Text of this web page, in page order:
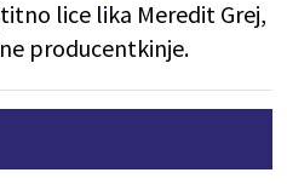
lice lika Meredit Grej,
producentkinje.